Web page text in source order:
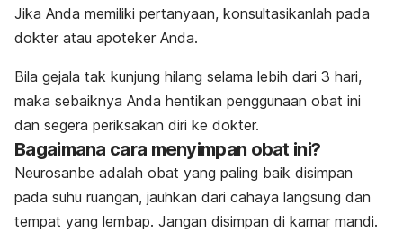
Jika Anda memiliki pertanyaan, konsultasikanlah pada
dokter atau apoteker Anda.
Bila gejala tak kunjung hilang selama lebih dari 3 hari,
maka sebaiknya Anda hentikan penggunaan obat ini
dan segera periksakan diri ke dokter.
Bagaimana cara menyimpan obat ini?
Neurosanbe adalah obat yang paling baik disimpan
pada suhu ruangan, jauhkan dari cahaya langsung dan
tempat yang lembap. Jangan disimpan di kamar mandi.